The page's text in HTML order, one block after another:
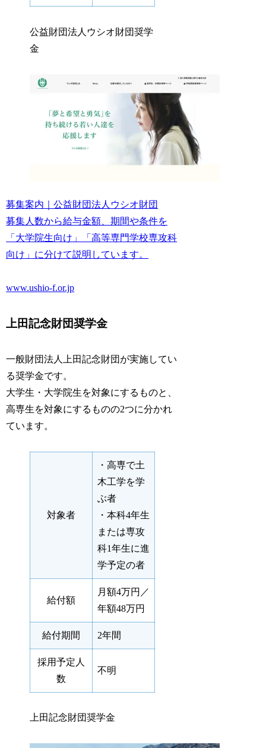
公益財団法人ウシオ財団奨学
金
募集案内｜公益財団法人ウシオ財団
募集人数から給与金額、期間や条件を
「大学院生向け」「高等専門学校専攻科
向け」に分けて説明しています。
www.ushio-f.or.jp
上田記念財団奨学金
一般財団法人上田記念財団が実施してい
る奨学金です。
大学生・大学院生を対象にするものと、
高専生を対象にするものの2つに分かれ
ています。
対象者
・高専で土
木工学を学
ぶ者
・本科4年生
または専攻
科1年生に進
学予定の者
給付額
月額4万円／
年額48万円
給付期間 2年間
採用予定人
数
不明
上田記念財団奨学金